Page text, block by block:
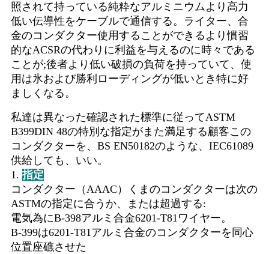
PRIVACY
POLICY
照されて持っている純粋なアルミニウムより高力
低い伝導性をケーブルで通信する。ライター、合
金のコンダクター使用することができるより慣習
的なACSRの代わりに利益を与えるのに時々である
ことが;後者より低い破損の負荷を持っていて、使
用は氷および勝利ローディングが低いとき特に好
ましくなる。
私達は異なった確認された標準に従ってASTM
B399DIN 48の特別な指定がまた満足する顧客この
コンダクターを、BS EN50182のような、IEC61089
供給しても、いい。
1. 指定
コンダクター（AAAC）くまのコンダクターは次の
ASTMの指定に合うか、または超過する:
電気為にB-398アルミ合金6201-T81ワイヤー。
B-399は6201-T81アルミ合金のコンダクターを同心
位置座礁させた